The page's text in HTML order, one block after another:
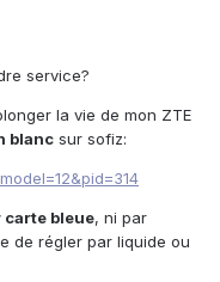
service?
la vie de mon ZTE
blanc sur sofiz:
carte bleue, ni par
de régler par liquide ou